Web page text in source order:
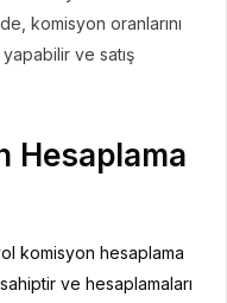
komisyon oranlarını
ve satış
Hesaplama
komisyon hesaplama
ve hesaplamaları